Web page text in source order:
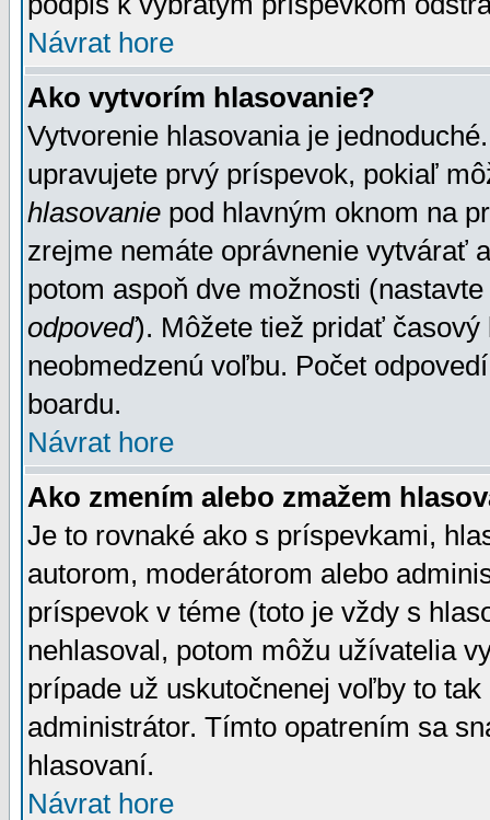
Návrat hore
Ako vytvorím hlasovanie?
Vytvorenie hlasovania je
upravujete prvý príspevok, pokiaľ
hlasovanie pod hlavným oknom na
zrejme nemáte oprávnenie vytvárať
potom aspoň dve možnosti
odpoveď). Môžete tiež pridať
neobmedzenú voľbu. Počet
boardu.
Návrat hore
Ako zmením alebo zmažem
Je to rovnaké ako s príspevkami,
autorom, moderátorom alebo
príspevok v téme (toto je vždy s
nehlasoval, potom môžu užívatelia
prípade už uskutočnenej voľby to
administrátor. Tímto opatrením sa
hlasovaní.
Návrat hore